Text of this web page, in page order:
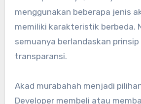
menggunakan beberapa jenis
memiliki karakteristik berbeda.
semuanya berlandaskan
transparansi.
Akad murabahah menjadi
Developer membeli atau